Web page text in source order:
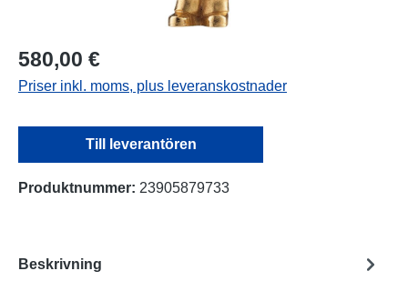
580,00 €
Priser inkl. moms, plus leveranskostnader
Till leverantören
Produktnummer: 23905879733
Beskrivning